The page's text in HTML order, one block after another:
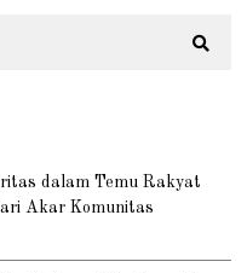
dalam Temu Rakyat
Akar Komunitas